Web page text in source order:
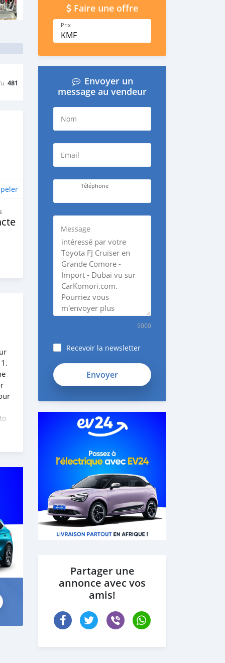
481
Faire une offre
Prix
KMF
Envoyer un
message au vendeur
Nom
Email
Téléphone
Message
5000
Recevoir la newsletter
fieB7TyJuo76jeytwghX
Partager une
annonce avec vos
amis!